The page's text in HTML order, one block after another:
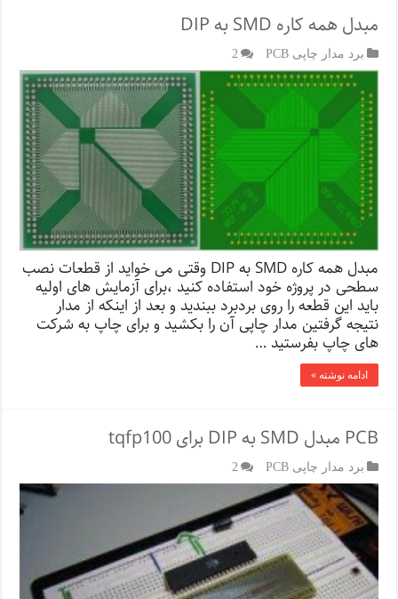
مبدل همه کاره SMD به DIP
برد مدار چاپی PCB 2
مبدل همه کاره SMD به DIP وقتی می خواید از قطعات نصب
سطحی در پروژه خود استفاده کنید ،برای آزمایش های اولیه
باید این قطعه را روی بردبرد ببندید و بعد از اینکه از مدار
نتیجه گرفتین مدار چاپی آن را بکشید و برای چاپ به شرکت
های چاپ بفرستید …
ادامه نوشته »
PCB مبدل SMD به DIP برای tqfp100
برد مدار چاپی PCB 2